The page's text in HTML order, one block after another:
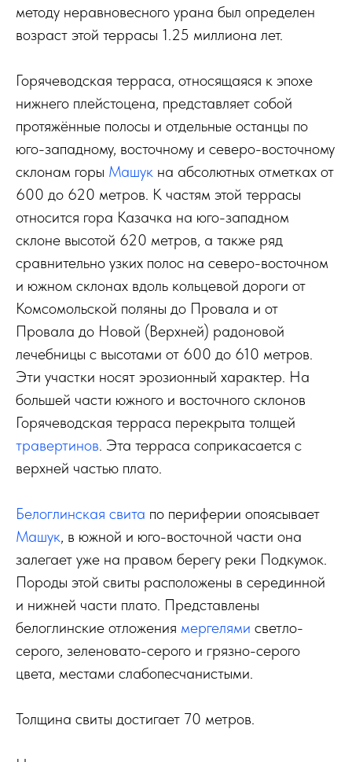
методу неравновесного урана был определен
возраст этой террасы 1.25 миллиона лет.
Горячеводская терраса, относящаяся к эпохе
нижнего плейстоцена, представляет собой
протяжённые полосы и отдельные останцы по
юго-западному, восточному и северо-восточному
склонам горы Машук на абсолютных отметках от
600 до 620 метров. К частям этой террасы
относится гора Казачка на юго-западном
склоне высотой 620 метров, а также ряд
сравнительно узких полос на северо-восточном
и южном склонах вдоль кольцевой дороги от
Комсомольской поляны до Провала и от
Провала до Новой (Верхней) радоновой
лечебницы с высотами от 600 до 610 метров.
Эти участки носят эрозионный характер. На
большей части южного и восточного склонов
Горячеводская терраса перекрыта толщей
травертинов. Эта терраса соприкасается с
верхней частью плато.
Белоглинская свита по периферии опоясывает
Машук, в южной и юго-восточной части она
залегает уже на правом берегу реки Подкумок.
Породы этой свиты расположены в серединной
и нижней части плато. Представлены
белоглинские отложения мергелями светло-
серого, зеленовато-серого и грязно-серого
цвета, местами слабопесчанистыми.
Толщина свиты достигает 70 метров.